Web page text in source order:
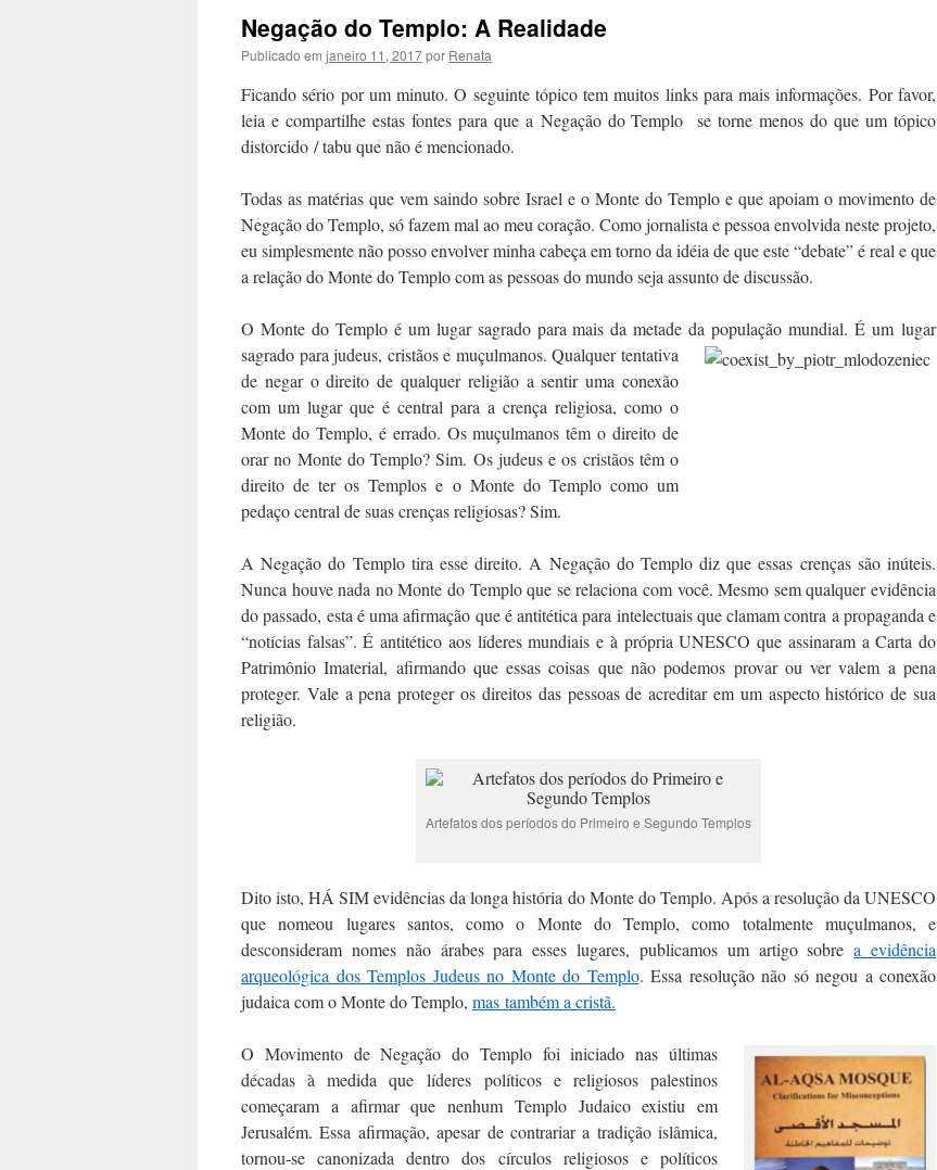
Negação do Templo: A Realidade
Publicado em janeiro 11, 2017por Renata
Ficando sério por um minuto. O seguinte tópico tem muitos links para mais informações. Por favor,
leia e compartilhe estas fontes para que a Negação do Templo se torne menos do que um tópico
distorcido / tabu que não é mencionado.
Todas as matérias que vem saindo sobre Israel e o Monte do Templo e que apoiam o movimento de
Negação do Templo, só fazem mal ao meu coração. Como jornalista e pessoa envolvida neste projeto,
eu simplesmente não posso envolver minha cabeça em torno da idéia de que este “debate” é real e que
a relação do Monte do Templo com as pessoas do mundo seja assunto de discussão.
O Monte do Templo é um lugar sagrado para mais da metade da população mundial. É um lugar
sagrado para judeus, cristãos e muçulmanos. Qualquertentativa
de negar o direito de qualquer religião a sentir uma conexão
com um lugar que é central para a crença religiosa, como o
Monte do Templo, é errado. Os muçulmanos têm o direito de
orar no Monte do Templo? Sim. Os judeus e os cristãos têm o
direito de ter os Templos e o Monte do Templo como um
pedaço central de suas crenças religiosas? Sim.
A Negação do Templo tira esse direito. A Negação do Templo diz que essas crenças são inúteis.
Nunca houve nada no Monte do Templo que se relaciona com você. Mesmo sem qualquer evidência
do passado, esta é uma afirmação que é antitética para intelectuais que clamam contra a propaganda e
“notícias falsas”. É antitético aos líderes mundiais e à própria UNESCO que assinaram a Carta do
Patrimônio Imaterial, afirmando que essas coisas que não podemos provar ou ver valem a pena
proteger. Vale a pena proteger os direitos das pessoas de acreditar em um aspecto histórico de sua
religião.
Artefatos dos períodos do Primeiro e Segundo Templos
Dito isto, HÁ SIM evidências da longa história do Monte do Templo. Após a resolução da UNESCO
que nomeou lugares santos, como o Monte do Templo, como totalmente muçulmanos, e
desconsideram nomes não árabes para esses lugares, publicamos um artigo sobrea evidência
arqueológica dos Templos Judeus no Monte do Templo. Essa resolução não só negou a conexão
judaica com o Monte do Templo, mas também a cristã.
O Movimento de Negação do Templo foi iniciado nas últimas
décadas à medida que líderes políticos e religiosos palestinos
começaram a afirmar que nenhum Templo Judaico existiu em
Jerusalém. Essa afirmação, apesar de contrariar a tradição islâmica,
tornou-se canonizada dentro dos círculos religiosos e políticos